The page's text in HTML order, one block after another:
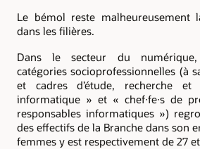
Le bémol reste malheureusement
dans les filières.
Dans le secteur du
catégories socioprofessionnelles (à
et cadres d’étude, recherche et
informatique » et « chef∙fe∙s de
responsables informatiques »)
des effectifs de la Branche dans son
femmes y est respectivement de 27 et